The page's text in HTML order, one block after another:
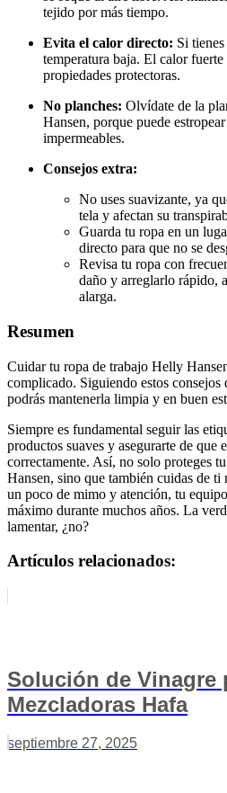
tejido por más tiempo.
Evita el calor directo: Si
temperatura baja. El calor
propiedades protectoras.
No planches: Olvídate de la
Hansen, porque puede
impermeables.
Consejos extra:
No uses suavizante, ya
tela y afectan su
Guarda tu ropa en un
directo para que no se
Revisa tu ropa con
daño y arreglarlo rápido,
alarga.
Resumen
Cuidar tu ropa de trabajo Helly
complicado. Siguiendo estos
podrás mantenerla limpia y en buen
Siempre es fundamental seguir las
productos suaves y asegurarte de que
correctamente. Así, no solo proteges
Hansen, sino que también cuidas de ti
un poco de mimo y atención, tu
máximo durante muchos años. La
lamentar, ¿no?
Artículos relacionados:
Solución de Vinagre
Mezcladoras Hafa
septiembre 27, 2025